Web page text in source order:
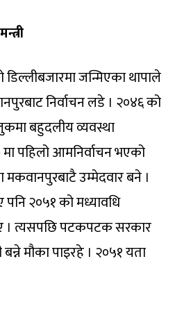
जन्मिएका थापाले
निर्वाचन लडे । २०४६ को
बहुदलीय व्यवस्था
पहिलो आमनिर्वाचन भएको
मकवानपुरबाटै उम्मेदवार बने ।
पनि २०५१ को मध्यावधि
। त्यसपछि पटकपटक सरकार
मौका पाइरहे । २०५१ यता